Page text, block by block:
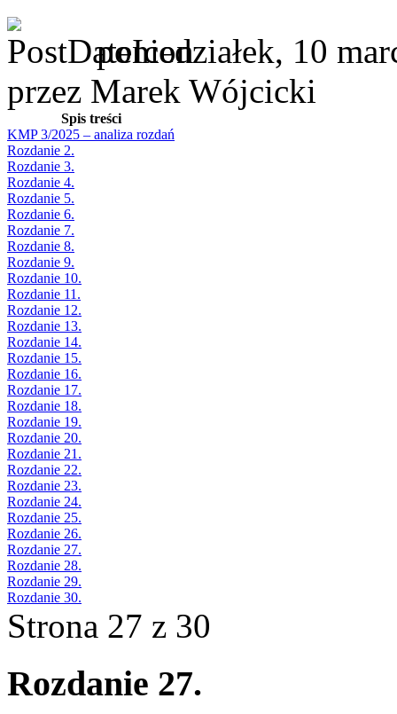
poniedziałek, 10
przez Marek Wójcicki
Spis treści
KMP 3/2025 – analiza rozdań
Rozdanie 2.
Rozdanie 3.
Rozdanie 4.
Rozdanie 5.
Rozdanie 6.
Rozdanie 7.
Rozdanie 8.
Rozdanie 9.
Rozdanie 10.
Rozdanie 11.
Rozdanie 12.
Rozdanie 13.
Rozdanie 14.
Rozdanie 15.
Rozdanie 16.
Rozdanie 17.
Rozdanie 18.
Rozdanie 19.
Rozdanie 20.
Rozdanie 21.
Rozdanie 22.
Rozdanie 23.
Rozdanie 24.
Rozdanie 25.
Rozdanie 26.
Rozdanie 27.
Rozdanie 28.
Rozdanie 29.
Rozdanie 30.
Strona 27 z 30
Rozdanie 27.